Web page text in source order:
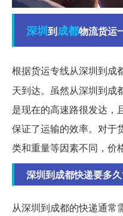
深圳到成都物流货运
根据货运专线从深圳到成
天到达。虽然从深圳到成
是现在的高速路很发达，
保证了运输的效率。对于
类和重量等因素不同，价
深圳到成都快递要多
从深圳到成都的快递通常